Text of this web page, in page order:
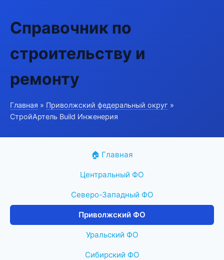
Справочник по
строительству и
ремонту
Главная » Приволжский федеральный округ »
СтройАртель Build Инженерия
🏠 Главная
Центральный ФО
Северо-Западный ФО
Приволжский ФО
Уральский ФО
Сибирский ФО